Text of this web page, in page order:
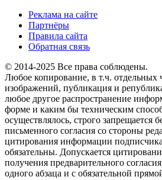
Реклама на сайте
Партнёры
Правила сайта
Обратная связь
© 2014-2025 Все права соблюдены.
Любое копирование, в т.ч. отдельных
изображений, публикация и
любое другое распространение
форме и каким бы техническим
осуществлялось, строго запрещается
письменного согласия со стороны
цитирования информации
обязательны. Допускается
получения предварительного
одного абзаца и с обязательной